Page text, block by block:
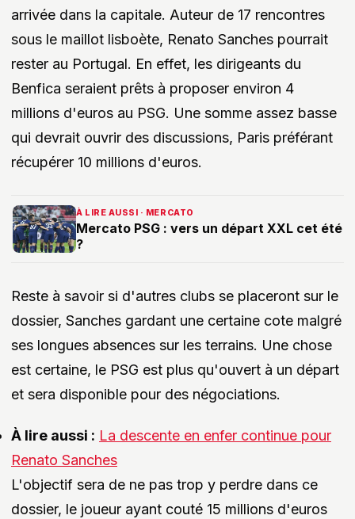
arrivée dans la capitale. Auteur de 17 rencontres
sous le maillot lisboète, Renato Sanches pourrait
rester au Portugal. En effet, les dirigeants du
Benfica seraient prêts à proposer environ 4
millions d'euros au PSG. Une somme assez basse
qui devrait ouvrir des discussions, Paris préférant
récupérer 10 millions d'euros.
À LIRE AUSSI · MERCATO
Mercato PSG : vers un départ XXL cet été
?
Reste à savoir si d'autres clubs se placeront sur le
dossier, Sanches gardant une certaine cote malgré
ses longues absences sur les terrains. Une chose
est certaine, le PSG est plus qu'ouvert à un départ
et sera disponible pour des négociations.
À lire aussi : La descente en enfer continue pour
Renato Sanches
L'objectif sera de ne pas trop y perdre dans ce
dossier, le joueur ayant couté 15 millions d'euros